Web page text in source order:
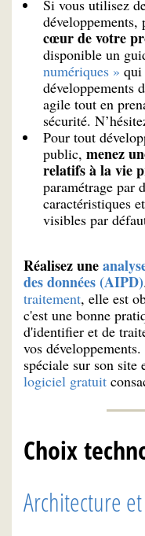
Si vous utilisez
développements,
cœur de votre
disponible un
numériques » qui
développements
agile tout en
sécurité.
Pour tout
public, menez
relatifs à la vie
paramétrage par
caractéristiques
visibles par
Réalisez une
des données (AIPD)
traitement, elle est
c'est une bonne
d'identifier et de
vos
spéciale sur son
logiciel gratuit
Choix
Architecture